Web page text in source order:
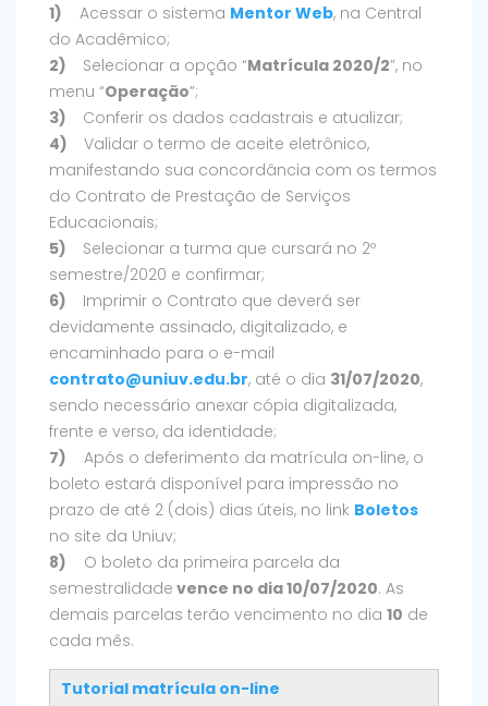
1) Acessar o sistema Mentor Web, na Central
do Acadêmico;
2)
Selecionar a opção “Matrícula 2020/2”, no
menu “Operação”;
3)
Conferir os dados cadastrais e atualizar;
4)
Validar o termo de aceite eletrônico,
manifestando sua concordância com os termos
do Contrato de Prestação de Serviços
Educacionais;
5)
Selecionar a turma que cursará no 2º
semestre/2020 e confirmar;
6)
Imprimir o Contrato que deverá ser
devidamente assinado, digitalizado, e
encaminhado para o e-mail
contrato@uniuv.edu.br, até o dia 31/07/2020,
sendo necessário anexar cópia digitalizada,
frente e verso, da identidade;
7) Após o deferimento da matrícula on-line, o
boleto estará disponível para impressão no
prazo de até 2 (dois) dias úteis, no link Boletos
no site da Uniuv;
8) O boleto da primeira parcela da
semestralidade vence no dia 10/07/2020. As
demais parcelas terão vencimento no dia 10 de
cada mês.
Tutorial matrícula on-line